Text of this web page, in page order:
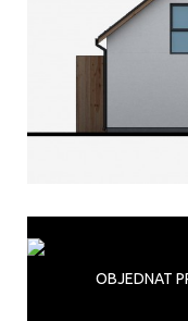
OBJEDNAT